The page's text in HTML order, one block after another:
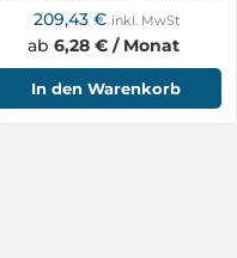
209,43 € inkl. MwSt
ab 6,28 € / Monat
In den Warenkorb